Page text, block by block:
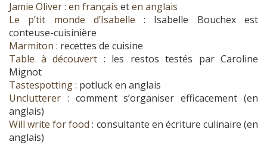
Jamie Oliver : en français eten anglais
Le p’tit monde d’Isabelle : Isabelle Bouchex est
conteuse-cuisinière
Marmiton : recettes de cuisine
Table à découvert : les restos testés par Caroline
Mignot
Tastespotting: potluck en anglais
Unclutterer : comment s’organiser efficacement (en
anglais)
Will write for food : consultante en écriture culinaire (en
anglais)